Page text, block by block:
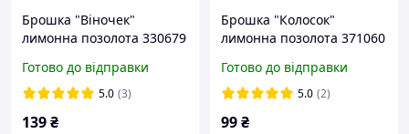
Брошка "Віночек"
лимонна позолота 330679
Готово до відправки
5.0 (3)
139₴
Брошка "Колосок"
лимонна позолота 371060
Готово до відправки
5.0 (2)
99₴